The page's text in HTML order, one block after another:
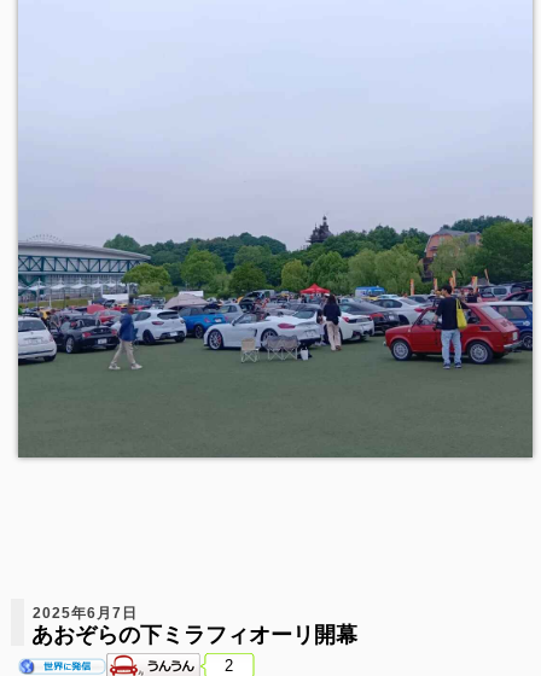
2025年6月7日
あおぞらの下ミラフィオーリ開幕
2